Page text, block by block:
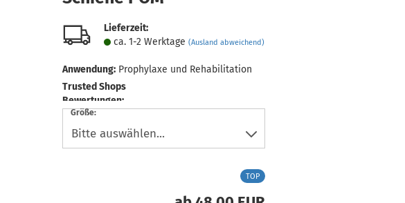
Lieferzeit:
ca. 1-2 Werktage (Ausland abweichend)
Anwendung: Prophylaxe und Rehabilitation
Trusted Shops
Bewertungen:
Größe:
TOP